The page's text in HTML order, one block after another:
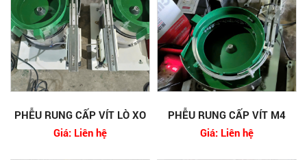
PHỄU RUNG CẤP VÍT LÒ XO
Giá: Liên hệ
PHỄU RUNG CẤP VÍT M4
Giá: Liên hệ